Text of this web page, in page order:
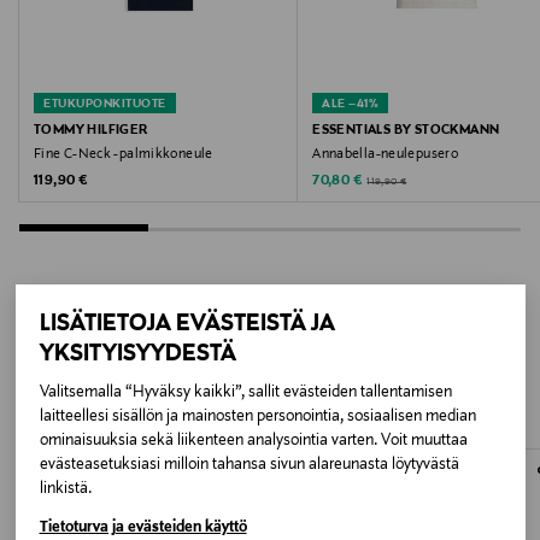
LISÄTIETOJA EVÄSTEISTÄ JA
YKSITYISYYDESTÄ
Valitsemalla “Hyväksy kaikki”, sallit evästeiden tallentamisen
laitteellesi sisällön ja mainosten personointia, sosiaalisen median
ominaisuuksia sekä liikenteen analysointia varten. Voit muuttaa
evästeasetuksiasi milloin tahansa sivun alareunasta löytyvästä
linkistä.
Tietoturva ja evästeiden käyttö
Valmistaja
Bestseller Wholesale Finland Oy
Valmistajan osoite
Digitaalinen osoite
contact@bestseller.com
Avainsanat
neulepusero, neule, villapaita, Selected, pellavaneule,
naisten neule
ETUKUPONKITUOTE
TOMMY HILFIGER
Fine C-Neck -palmikkoneule
Original Price
119,90 €
ALE –41%
ESSENTIALS BY STOCKMANN
Annabella-neulepusero
Discounted Price
70,80 € Original Price
119,90 €
LISÄÄ KIINNOSTAVIA
TUOTTEITA